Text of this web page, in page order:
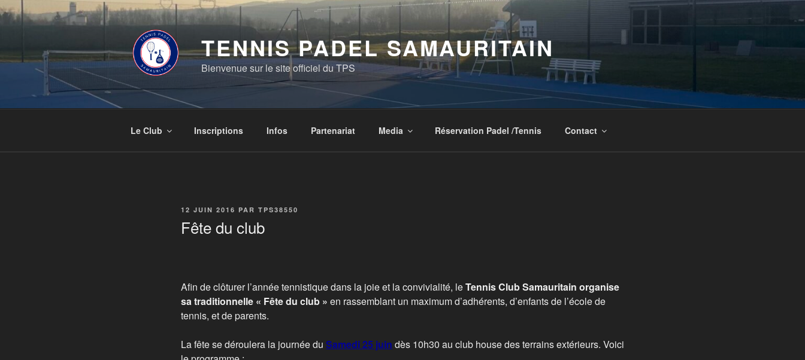
Aller
au
TENNIS PADEL SAMAURITAIN
Bienvenue sur le site officiel du TPS
Le Club Inscriptions Infos Partenariat Media Réservation Padel /Tennis Contact
PUBLIÉ
12 JUIN 2016 PAR TPS38550
Fête du club
Afin de clôturer l’année tennistique dans la joie et la convivialité, leTennis Club Samauritain organise
sa traditionnelle « Fête du club » en rassemblant un maximum d’adhérents, d’enfants de l’école de
tennis, et de parents.
La fête se déroulera la journée du Samedi25 juin dès 10h30 au club house des terrains extérieurs. Voici